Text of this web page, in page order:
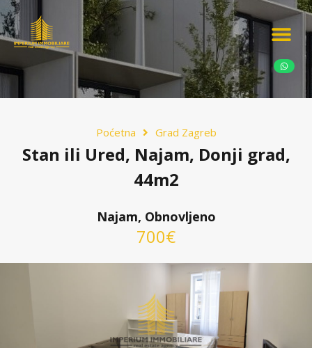
Poćetna Grad Zagreb
Stan ili Ured, Najam, Donji grad,
44m2
Najam, Obnovljeno
700€